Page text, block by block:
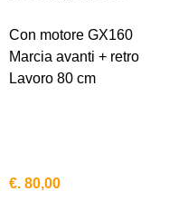
Con motore GX160
Marcia avanti + retro
Lavoro 80 cm
€. 80,00